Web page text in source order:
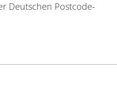
Deutschen Postcode-